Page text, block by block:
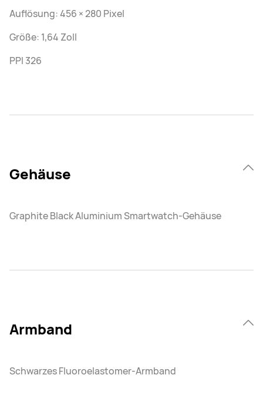
Auflösung: 456 × 280 Pixel
Größe: 1,64 Zoll
PPI 326
Gehäuse
Graphite Black Aluminium Smartwatch-Gehäuse
Armband
Schwarzes Fluoroelastomer-Armband